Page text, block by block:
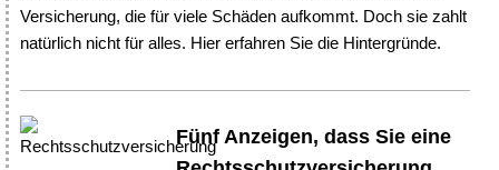
Versicherung, die für viele Schäden aufkommt. Doch sie zahlt
natürlich nicht für alles. Hier erfahren Sie die Hintergründe.
Fünf Anzeigen, dass Sie eine